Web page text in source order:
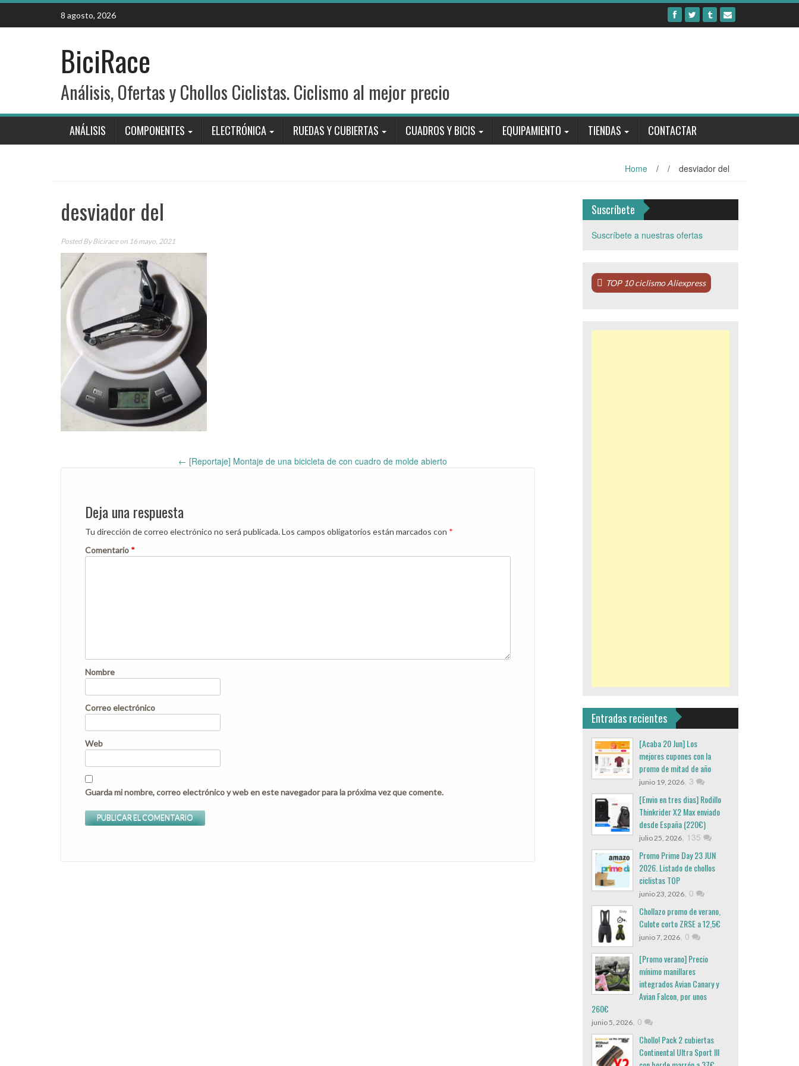
Skip
content
8 agosto, 2026
BiciRace
Análisis, Ofertas y Chollos Ciclistas. Ciclismo al mejor precio
ANÁLISIS COMPONENTES ELECTRÓNICA RUEDAS Y CUBIERTAS CUADROS Y BICIS EQUIPAMIENTO TIENDAS CONTACTAR
Home / / desviador del
desviador del
Posted ByBiciraceon 16 mayo, 2021
Post
navigation
← [Reportaje] Montaje de una bicicleta de con cuadro de molde abierto
Deja una respuesta
Tu dirección de correo electrónico no será publicada.Los campos obligatorios están marcados con *
Comentario *
Nombre
Correo electrónico
Web
Guarda mi nombre, correo electrónico y web en este navegador para la próxima vez que comente.
Suscríbete
Suscríbete a nuestras ofertas
TOP 10 ciclismo Aliexpress
Entradas recientes
[Acaba 20 Jun] Los
mejores cupones con la
promo de mitad de año
junio 19, 2026, 3
[Envio en tres dias] Rodillo
Thinkrider X2 Max enviado
desde España (220€)
julio 25, 2026, 135
Promo Prime Day 23 JUN
2026. Listado de chollos
ciclistas TOP
junio 23, 2026, 0
Chollazo promo de verano,
Culote corto ZRSE a 12,5€
junio 7, 2026, 0
[Promo verano] Precio
mínimo manillares
integrados Avian Canary y
Avian Falcon, por unos
260€
junio 5, 2026, 0
Chollo! Pack 2 cubiertas
Continental Ultra Sport III